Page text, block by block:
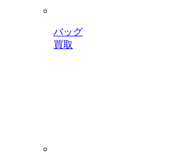
バッグ
買取